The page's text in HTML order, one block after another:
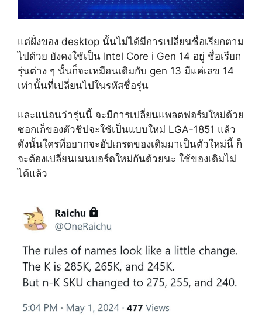
แต่ฝั่งของ desktop นั้นไม่ได้มีการเปลี่ยนชื่อเรียกตาม
ไปด้วย ยังคงใช้เป็น Intel Core i Gen 14 อยู่ ชื่อเรียก
รุ่นต่าง ๆ นั้นก็จะเหมือนเดิมกับ gen 13 มีแค่เลข 14
เท่านั้นที่เปลี่ยนไปในรหัสชื่อรุ่น
และแน่อนว่ารุ่นนี้ จะมีการเปลี่ยนแพลตฟอร์มใหม่ด้วย
ซอกเก็ของตัวชิปจะใช้เป็นแบบใหม่ LGA-1851 แล้ว
ดังนั้นใครที่อยากจะอัปเกรดของเดิมมาเป็นตัวใหม่นี้ ก็
จะต้องเปลี่ยนเมนบอร์ดใหม่กันด้วยนะ ใช้ของเดิมไม่
ได้แล้ว